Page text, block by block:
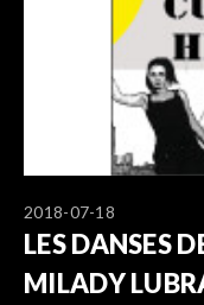
2018-07-18
LES DANSES
MILADY